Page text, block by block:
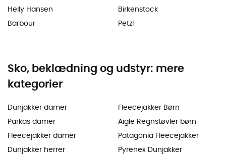
Helly Hansen
Barbour
Birkenstock
Petzl
Sko, beklædning og udstyr: mere
kategorier
Dunjakker damer
Parkas damer
Fleecejakker damer
Dunjakker herrer
Fleecejakker Børn
Aigle Regnstøvler børn
Patagonia Fleecejakker
Pyrenex Dunjakker